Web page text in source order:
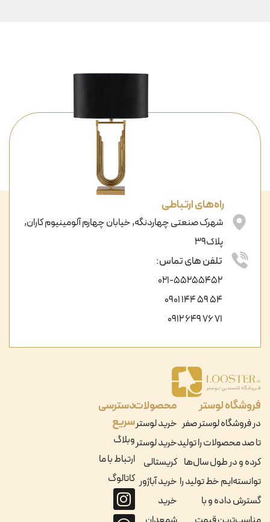
فروشگاه لوستر
در فروشگاه لوستر صفر
تا صد محصولات را تولید
کرده و در طول سال‌ها
توانسته‌ایم خط تولید را
گسترش داده و با
محصولات
خرید لوستر
خرید لوستر
کریستالی
خرید آباژور
خرید
دسترسی
سریع
وبلاگ
ارتباط با ما
کاتالوگ
راه‌های ارتباطی
شهرک صنعتی چهاردنگه, خیابان چهارم آلومینیوم کاران,
پلاک39
تلفن های تماس:
021-55255452
54 59 144 0901
71 76 649 0912